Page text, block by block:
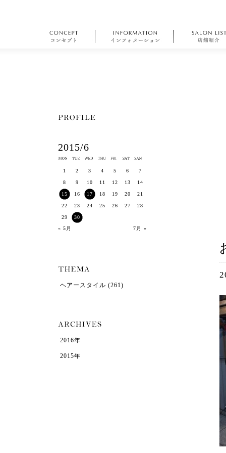
2015/6
« 5月 7月 »
1 2 3 4 5 6 7
8 9 10 11 12 13 14
15 16 17 18 19 20 21
22 23 24 25 26 27 28
29 30
ヘアースタイル (261)
2016年
2015年